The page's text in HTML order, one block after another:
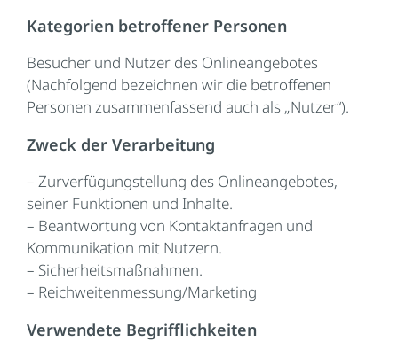
Kategorien betroffener Personen
Besucher und Nutzer des Onlineangebotes
(Nachfolgend bezeichnen wir die betroffenen
Personen zusammenfassend auch als „Nutzer“).
Zweck der Verarbeitung
– Zurverfügungstellung des Onlineangebotes,
seiner Funktionen und Inhalte.
– Beantwortung von Kontaktanfragen und
Kommunikation mit Nutzern.
– Sicherheitsmaßnahmen.
– Reichweitenmessung/Marketing
Verwendete Begrifflichkeiten